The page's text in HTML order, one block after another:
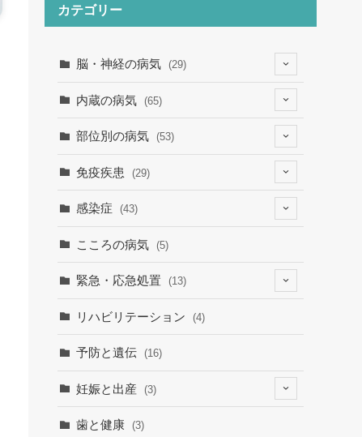
カテゴリー
脳・神経の病気 (29)
(4)
(2)
(1)
(7)
内蔵の病気 (65)
(6)
(19)
(1)
部位別の病気 (53)
(7)
(15)
(3)
免疫疾患 (29)
(8)
感染症 (43)
(9)
(30)
こころの病気 (5)
緊急・応急処置 (13)
(6)
リハビリテーション (4)
予防と遺伝 (16)
妊娠と出産 (3)
歯と健康 (3)